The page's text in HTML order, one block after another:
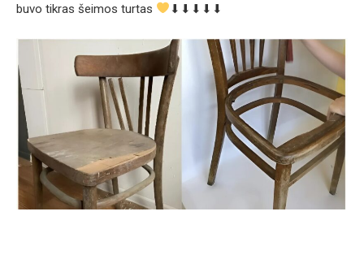
buvo tikras šeimos turtas
⬇⬇⬇⬇⬇